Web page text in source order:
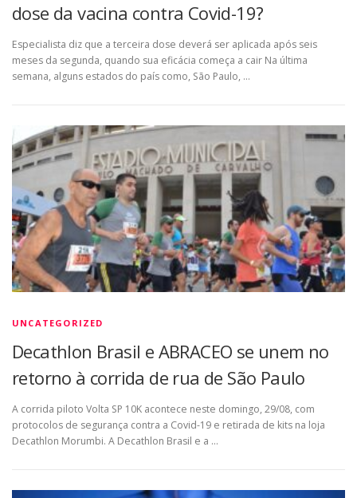
dose da vacina contra Covid-19?
Especialista diz que a terceira dose deverá ser aplicada após seis
meses da segunda, quando sua eficácia começa a cair Na última
semana, alguns estados do país como, São Paulo, …
UNCATEGORIZED
Decathlon Brasil e ABRACEO se unem no
retorno à corrida de rua de São Paulo
A corrida piloto Volta SP 10K acontece neste domingo, 29/08, com
protocolos de segurança contra a Covid-19 e retirada de kits na loja
Decathlon Morumbi. A Decathlon Brasil e a …